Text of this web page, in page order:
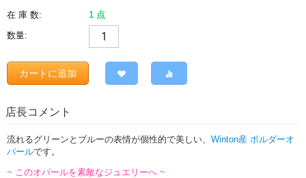
在 庫 数:
1 点
数量:
カートに追加
店長コメント
流れるグリーンとブルーの表情が個性的で美しい、 Winton産 ボルダーオ
パールです。
~ このオパールを素敵なジュエリーへ ~